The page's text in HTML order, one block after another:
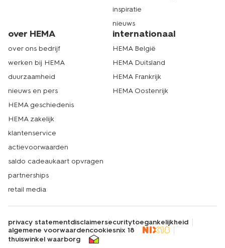
inspiratie
nieuws
over HEMA
over ons bedrijf
werken bij HEMA
duurzaamheid
nieuws en pers
HEMA geschiedenis
HEMA zakelijk
klantenservice
actievoorwaarden
saldo cadeaukaart opvragen
partnerships
retail media
internationaal
HEMA België
HEMA Duitsland
HEMA Frankrijk
HEMA Oostenrijk
privacy statementdisclaimersecuritytoegankelijkheid
algemene voorwaardencookiesnix 18
thuiswinkel waarborg